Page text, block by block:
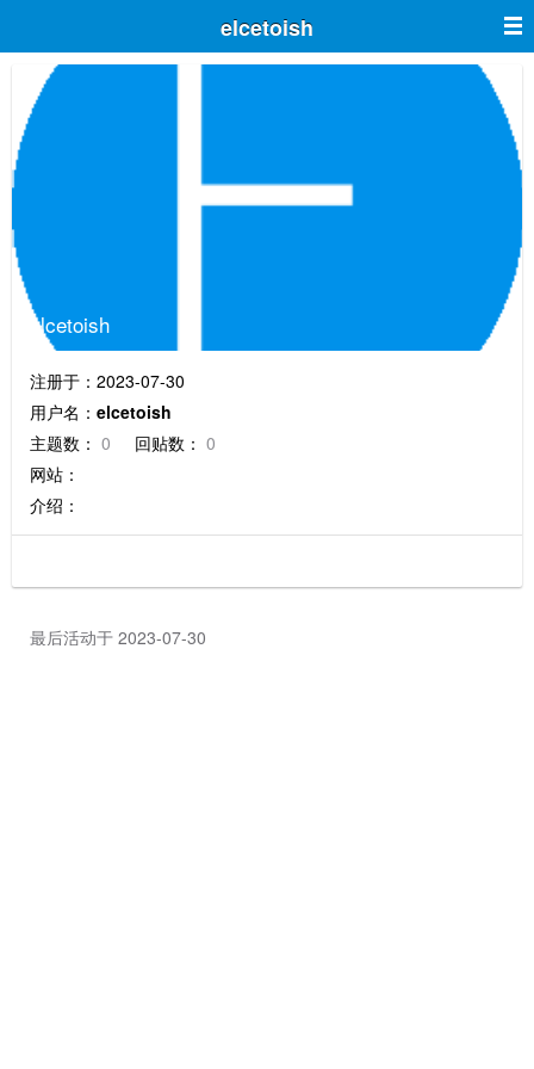
elcetoish
elcetoish
注册于：2023-07-30
用户名： elcetoish
主题数： 0 回贴数： 0
网站：
介绍：
最后活动于 2023-07-30